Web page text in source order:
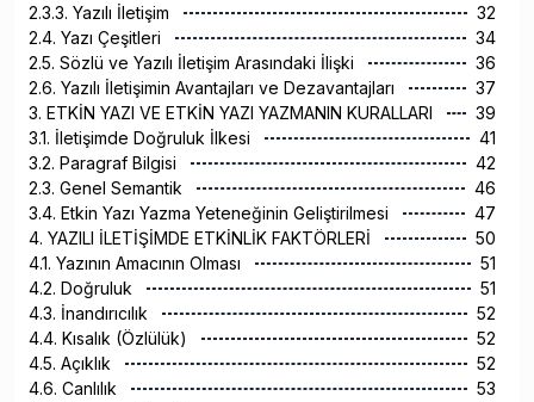
2.3.3. Yazılı İletişim
32
2.4. Yazı Çeşitleri
34
2.5. Sözlü ve Yazılı İletişim Arasındaki İlişki
36
2.6. Yazılı İletişimin Avantajları ve Dezavantajları
37
3. ETKİN YAZI VE ETKİN YAZI YAZMANIN KURALLARI
39
3.1. İletişimde Doğruluk İlkesi
41
3.2. Paragraf Bilgisi
42
2.3. Genel Semantik
46
3.4. Etkin Yazı Yazma Yeteneğinin Geliştirilmesi
47
4. YAZILI İLETİŞİMDE ETKİNLİK FAKTÖRLERİ
50
4.1. Yazının Amacının Olması
51
4.2. Doğruluk
51
4.3. İnandırıcılık
52
4.4. Kısalık (Özlülük)
52
4.5. Açıklık
52
4.6. Canlılık
53